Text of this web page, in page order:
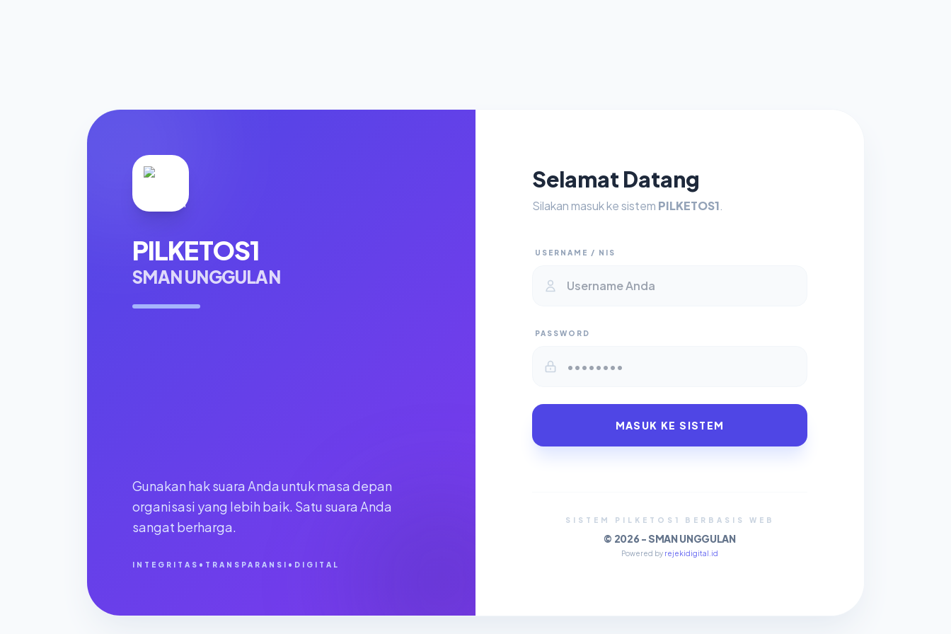
PILKETOS1
SMAN UNGGULAN
Gunakan hak suara Anda untuk masa depan
organisasi yang lebih baik. Satu suara Anda
sangat berharga.
INTEGRITAS • TRANSPARANSI • DIGITAL
Selamat Datang
Silakan masuk ke sistem PILKETOS1.
USERNAME / NIS
PASSWORD
MASUK KE SISTEM
SISTEM PILKETOS1 BERBASIS WEB
© 2026 - SMAN UNGGULAN
Powered by rejekidigital.id